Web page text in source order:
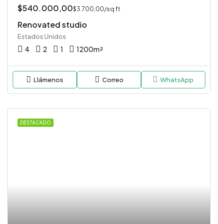
$540.000,00$3.700,00/sq ft
Renovated studio
Estados Unidos
4 2 1 1200m²
Llámenos Correo WhatsApp
DESTACADO